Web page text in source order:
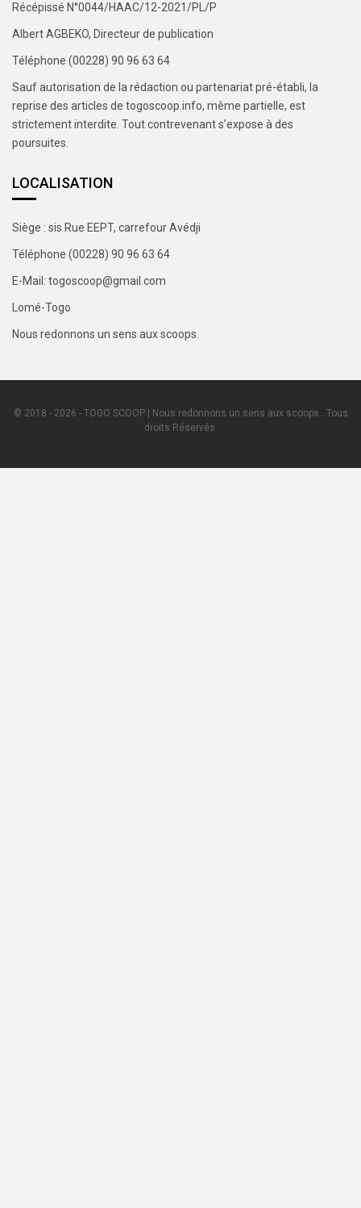
Récépissé N°0044/HAAC/12-2021/PL/P
Albert AGBEKO, Directeur de publication
Téléphone (00228) 90 96 63 64
Sauf autorisation de la rédaction ou partenariat pré-établi, la
reprise des articles de togoscoop.info, même partielle, est
strictement interdite. Tout contrevenant s’expose à des
poursuites.
LOCALISATION
Siège : sis Rue EEPT, carrefour Avédji
Téléphone (00228) 90 96 63 64
E-Mail: togoscoop@gmail.com
Lomé-Togo
Nous redonnons un sens aux scoops.
© 2018 - 2026 - TOGO SCOOP | Nous redonnons un sens aux scoops.. Tous
droits Réservés.